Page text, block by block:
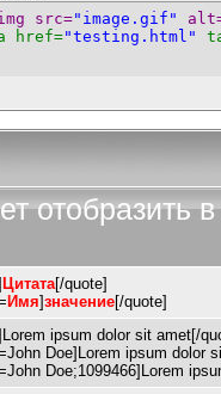
src="image.gif"
href="testing.html"
отобразить
Цитата[/quote]
Имя]значение[/quote]
ipsum dolor sit amet[/
Doe]Lorem ipsum dolor
Doe;1099466]Lorem